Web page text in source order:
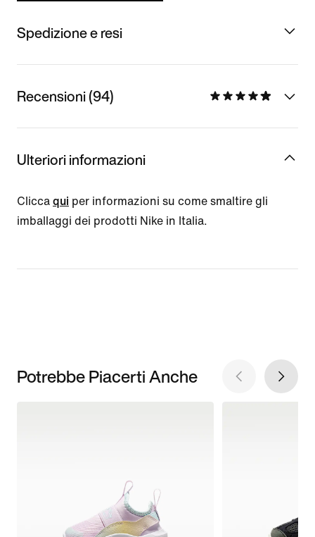
Spedizione e resi
Recensioni (94)
Ulteriori informazioni
Clicca qui per informazioni su come smaltire gli
imballaggi dei prodotti Nike in Italia.
Potrebbe Piacerti Anche